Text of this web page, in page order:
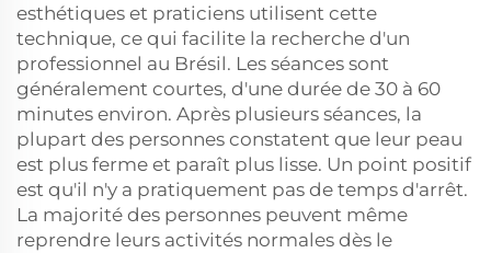
esthétiques et praticiens utilisent cette
technique, ce qui facilite la recherche d'un
professionnel au Brésil. Les séances sont
généralement courtes, d'une durée de 30 à 60
minutes environ. Après plusieurs séances, la
plupart des personnes constatent que leur peau
est plus ferme et paraît plus lisse. Un point positif
est qu'il n'y a pratiquement pas de temps d'arrêt.
La majorité des personnes peuvent même
reprendre leurs activités normales dès le